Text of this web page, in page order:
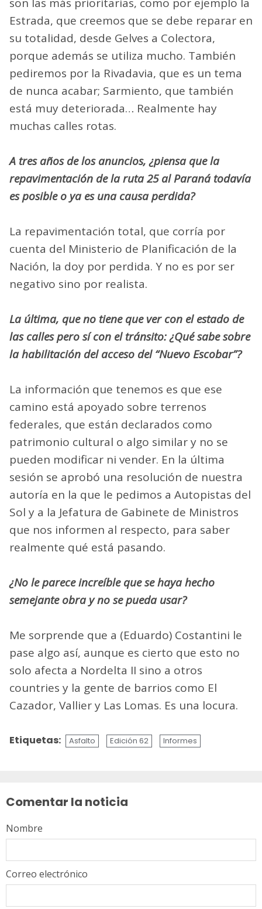
Estrada, que creemos que se debe reparar en
su totalidad, desde Gelves a Colectora,
porque además se utiliza mucho. También
pediremos por la Rivadavia, que es un tema
de nunca acabar; Sarmiento, que también
está muy deteriorada… Realmente hay
muchas calles rotas.
A tres años de los anuncios, ¿piensa que la
repavimentación de la ruta 25 al Paraná todavía
es posible o ya es una causa perdida?
La repavimentación total, que corría por
cuenta del Ministerio de Planificación de la
Nación, la doy por perdida. Y no es por ser
negativo sino por realista.
La última, que no tiene que ver con el estado de
las calles pero sí con el tránsito: ¿Qué sabe sobre
la habilitación del acceso del “Nuevo Escobar”?
La información que tenemos es que ese
camino está apoyado sobre terrenos
federales, que están declarados como
patrimonio cultural o algo similar y no se
pueden modificar ni vender. En la última
sesión se aprobó una resolución de nuestra
autoría en la que le pedimos a Autopistas del
Sol y a la Jefatura de Gabinete de Ministros
que nos informen al respecto, para saber
realmente qué está pasando.
¿No le parece increíble que se haya hecho
semejante obra y no se pueda usar?
Me sorprende que a (Eduardo) Costantini le
pase algo así, aunque es cierto que esto no
solo afecta a Nordelta II sino a otros
countries y la gente de barrios como El
Cazador, Vallier y Las Lomas. Es una locura.
Etiquetas: Asfalto Edición 62 Informes
Comentar la noticia
Nombre
Correo electrónico